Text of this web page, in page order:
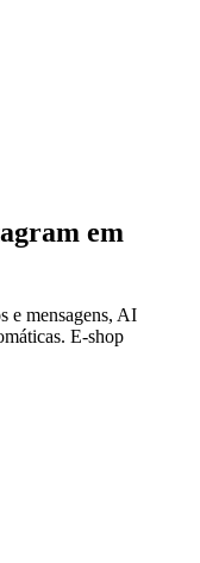
em
e mensagens, AI
E-shop